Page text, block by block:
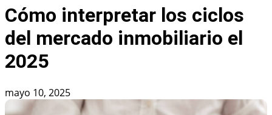
Cómo interpretar los ciclos
del mercado inmobiliario el
2025
mayo 10, 2025